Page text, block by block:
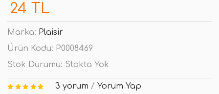
24 TL
Marka: Plaisir
Ürün Kodu: P0008469
Stok Durumu: Stokta Yok
3 yorum / Yorum Yap